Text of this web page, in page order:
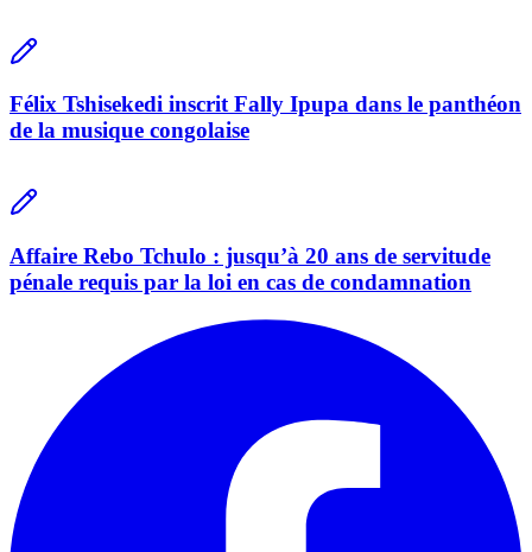
Félix Tshisekedi inscrit Fally Ipupa dans le panthéon
de la musique congolaise
Affaire Rebo Tchulo : jusqu’à 20 ans de servitude
pénale requis par la loi en cas de condamnation